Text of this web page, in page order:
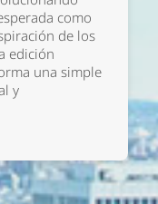
como
de los
edición
una simple
y